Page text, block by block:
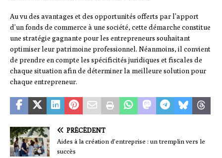
Au vu des avantages et des opportunités offerts par l’apport
d’un fonds de commerce à une société, cette démarche constitue
une stratégie gagnante pour les entrepreneurs souhaitant
optimiser leur patrimoine professionnel. Néanmoins, il convient
de prendre en compte les spécificités juridiques et fiscales de
chaque situation afin de déterminer la meilleure solution pour
chaque entrepreneur.
PRÉCÉDENT
Aides à la création d’entreprise : un tremplin vers le
succès